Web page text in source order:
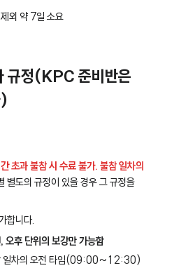
외 약 7일 소요
규정(KPC 준비반은
초과 불참 시 수료 불가. 불참 일차의
별도의 규정이 있을 경우 그 규정을
합니다.
오후 단위의 보강만 가능함
일차의 오전 타임(09:00~12:30)